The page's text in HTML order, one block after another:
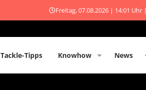
Freitag, 07.08.2026 | 14:01 Uhr |
Tackle-Tipps Knowhow News